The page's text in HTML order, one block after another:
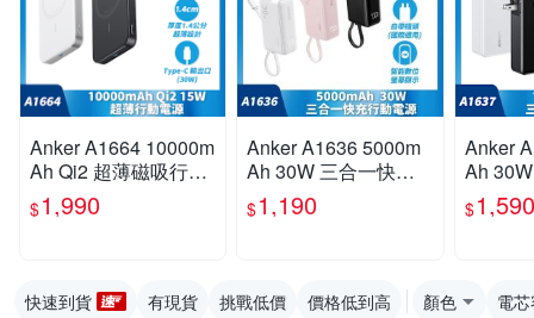
Anker A1664 10000m
Ah Qi2 超薄磁吸行動
電源
$1,990
Anker A1636 5000m
Ah 30W 三合一快充
行動電源(國際通用插
頭)
$1,190
Anker
Ah
插頭
際通用
$1,590
快速到貨 有現貨 挑戰低價 價格低到高 顏色 電